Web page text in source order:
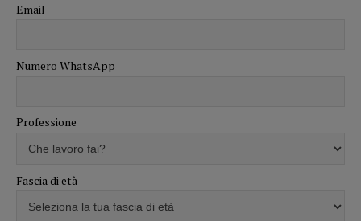
Email
Numero WhatsApp
Professione
Fascia di età